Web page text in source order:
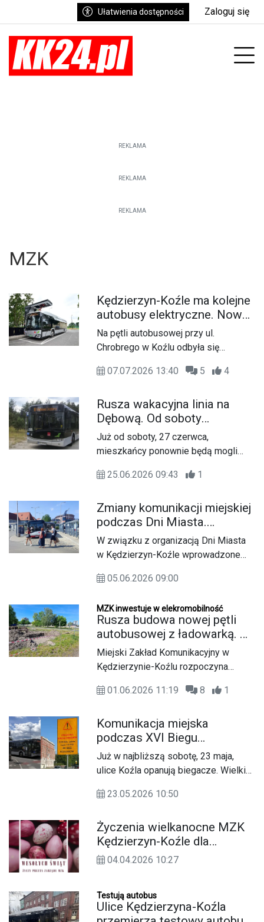
Ułatwienia dostępności Zaloguj się
REKLAMA
REKLAMA
REKLAMA
MZK
Kędzierzyn-Koźle ma kolejne
autobusy elektryczne. Nowy
tabor MZK został oficjalnie
zaprezentowany. WIDEO
Na pętli autobusowej przy ul.
Chrobrego w Koźlu odbyła się
autobusów elektrycznych, które zasilą
Komunikacyjnego w Kędzierzynie-
Koźlu. Nowoczesne pojazdy będą
kursować po miejskich ulicach,
zwiększając udział ekologicznego
07.07.2026 13:40 5 4
Rusza wakacyjna linia na
Dębową. Od soboty
pojedziemy autobusem nad
akwen
Już od soboty, 27 czerwca,
mieszkańcy ponownie będą mogli
autobusowej nr 10, która zapewni
Dębowa. To dobra wiadomość dla
osób planujących letni wypoczynek
nad wodą i chcących dotrzeć na
miejsce komunikacją miejską.
25.06.2026 09:43 1
Zmiany komunikacji miejskiej
podczas Dni Miasta.
dodatkowe autobusy,
przeniesienie przystanków i
objazdy
W związku z organizacją Dni Miasta
w Kędzierzyn-Koźle wprowadzone
funkcjonowaniu komunikacji miejskiej
autobusowych. Utrudnienia będą
obowiązywać od 3 do 7 czerwca br. i
wynikają z zamknięcia części ulic
Wojska Polskiego oraz Alei Jana
Pawła II.
05.06.2026 09:00
MZK inwestuje w elekromobilność
Rusza budowa nowej pętli
autobusowej z ładowarką. W
Kędzierzynie-Koźlu pojawią
się kolejne elektryki
Miejski Zakład Komunikacyjny w
Kędzierzynie-Koźlu rozpoczyna
nowej pętli autobusowej z ładowarką
część większego projektu, dzięki
któremu w najbliższych latach miejska
komunikacja ma stać się bardziej
nowoczesna i ekologiczna.
01.06.2026 11:19 8 1
Komunikacja miejska
podczas XVI Biegu
Koziołków. MZK zmienia
trasy czterech linii
Już w najbliższą sobotę, 23 maja,
ulice Koźla opanują biegacze. Wielkie
Koziołków, oznacza jednak spore
pasażerów komunikacji miejskiej. Od
godzin popołudniowych zamknięte
zostaną kluczowe arterie, a autobusy
23.05.2026 10:50
Życzenia wielkanocne MZK
Kędzierzyn-Koźle dla
Czytelników KK24.pl
04.04.2026 10:27
Testują autobus
Ulice Kędzierzyna-Koźla